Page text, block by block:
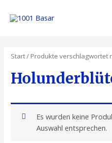
Start/ Produkte verschlagwortet
Es wurden keine
Auswahl entsprechen.